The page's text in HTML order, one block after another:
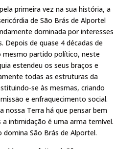
primeira vez na sua história, a
de São Brás de Alportel
dominada por interesses
Depois de quase 4 décadas de
partido político, neste
estendeu os seus braços e
todas as estruturas da
se às mesmas, criando
e enfraquecimento social.
nossa Terra há que pensar bem
intimidação é uma arma temível.
domina São Brás de Alportel.